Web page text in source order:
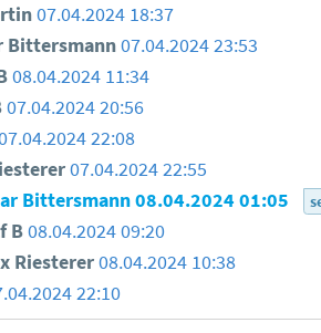
07.04.2024 18:37
Bittersmann 07.04.2024 23:53
08.04.2024 11:34
07.04.2024 20:56
22:08
07.04.2024 22:55
Bittersmann08.04.2024 01:05
B08.04.2024 09:20
Riesterer08.04.2024 10:38
22:10